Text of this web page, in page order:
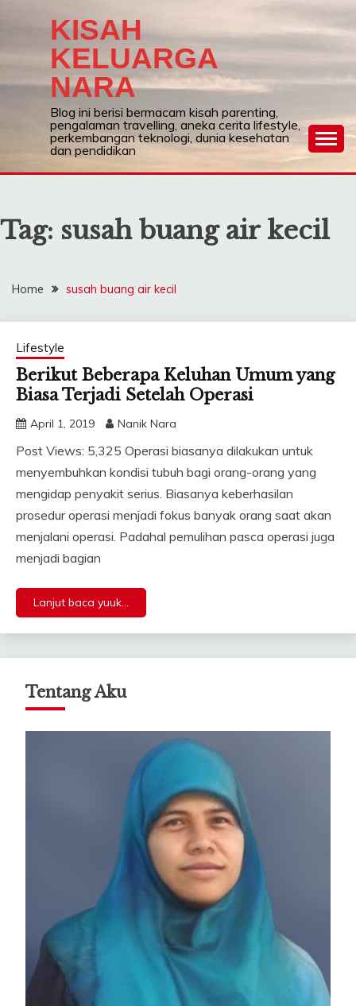
KISAH
KELUARGA
NARA
Blog ini berisi bermacam kisah parenting,
pengalaman travelling, aneka cerita lifestyle,
perkembangan teknologi, dunia kesehatan
dan pendidikan
Tag: susah buang air kecil
Home susah buang air kecil
Lifestyle
Berikut Beberapa Keluhan Umum yang
Biasa Terjadi Setelah Operasi
April 1, 2019 Nanik Nara
Post Views: 5,325 Operasi biasanya dilakukan untuk
menyembuhkan kondisi tubuh bagi orang-orang yang
mengidap penyakit serius. Biasanya keberhasilan
prosedur operasi menjadi fokus banyak orang saat akan
menjalani operasi. Padahal pemulihan pasca operasi juga
menjadi bagian
Lanjut baca yuuk...
Tentang Aku